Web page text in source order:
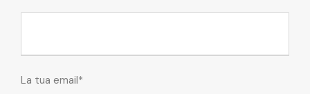
La tua email*